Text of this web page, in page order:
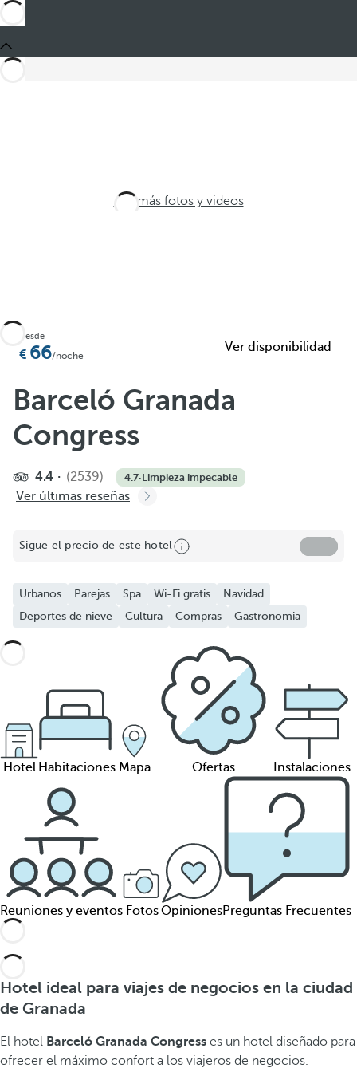
Ver más fotos y videos
Desde
66/noche
Ver disponibilidad
Barceló Granada
Congress
4.4 (2539) 4.7·Limpieza impecable
Ver últimas reseñas
Sigue el precio de este hotel
Urbanos Parejas Spa Wi-Fi gratis
Navidad
Deportes de nieve
Cultura Compras Gastronomia
Hotel Habitaciones Mapa Ofertas Instalaciones
Reuniones y eventos FotosOpinionesPreguntas Frecuentes
Hotel ideal para viajes de negocios en la ciudad
de Granada
El hotel Barceló Granada Congress es un hotel diseñado para
ofrecer el máximo confort a los viajeros de negocios.